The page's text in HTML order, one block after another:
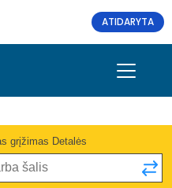
ATIDARYTA
grįžimas Detalės